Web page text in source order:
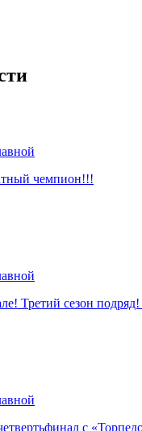
чемпион!!!
Третий сезон
с